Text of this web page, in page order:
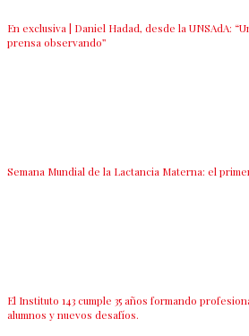
En exclusiva | Daniel Hadad, desde la UNSAdA:
prensa observando”
Semana Mundial de la Lactancia Materna: el
El Instituto 143 cumple 35 años formando
alumnos y nuevos desafíos.